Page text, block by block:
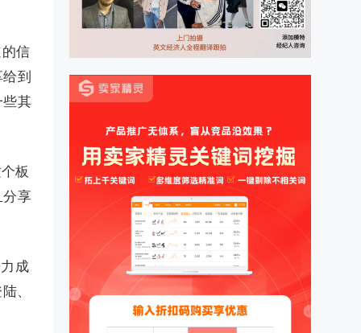
信
到
些其
板
分享
成
、